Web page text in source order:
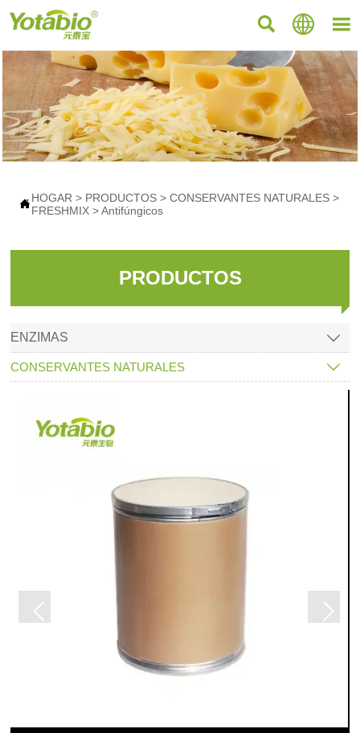
  
HOGAR > PRODUCTOS >CONSERVANTES NATURALES >
FRESHMIX >Antifúngicos
PRODUCTOS
ENZIMAS 
CONSERVANTES NATURALES 